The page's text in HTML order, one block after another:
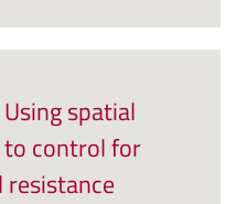
spatial
control for